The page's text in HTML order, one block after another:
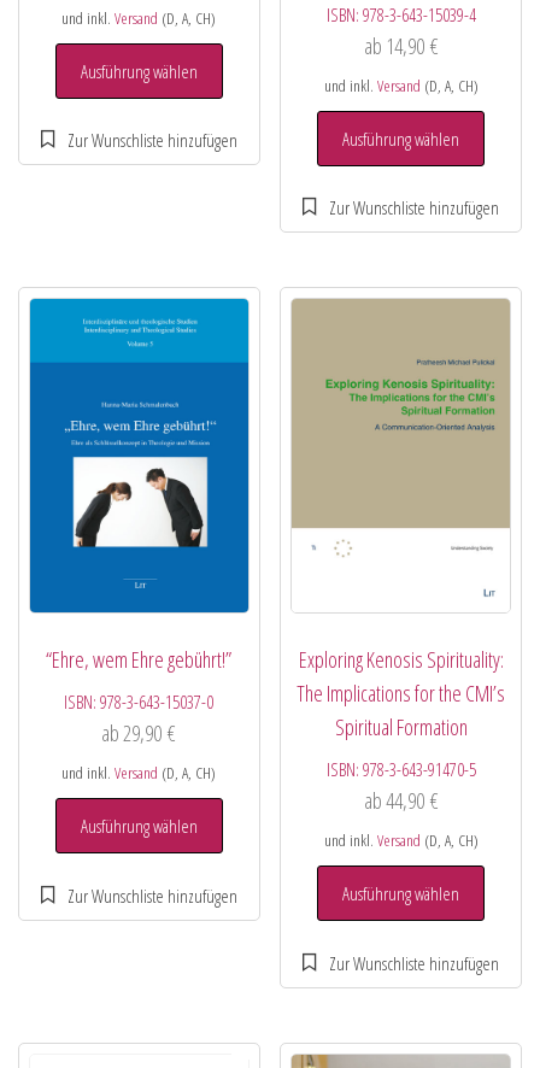
und inkl.Versand (D, A, CH)
Ausführung wählen
ISBN: 978-3-643-15039-4
ab 14,90 €
und inkl. Versand (D, A, CH)
Ausführung wählen
“Ehre, wem Ehre gebührt!”
ISBN:978-3-643-15037-0
ab29,90€
und inkl.Versand (D, A, CH)
Ausführung wählen
Exploring Kenosis Spirituality:
The Implications for the CMI’s
Spiritual Formation
ISBN: 978-3-643-91470-5
ab44,90 €
und inkl. Versand (D, A, CH)
Ausführung wählen